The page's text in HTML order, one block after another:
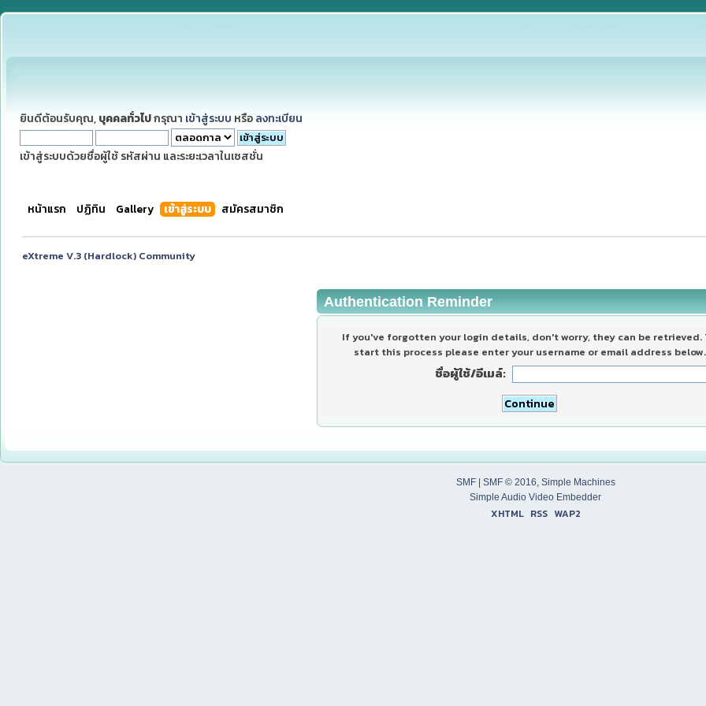
ยินดีต้อนรับคุณ, บุคคลทั่วไปกรุณา เข้าสู่ระบบ หรือ ลงทะเบียน
เข้าสู่ระบบด้วยชื่อผู้ใช้ รหัสผ่าน และระยะเวลาในเซสชั่น
หน้าแรก ปฏิทิน Gallery เข้าสู่ระบบ สมัครสมาชิก
eXtreme V.3 (Hardlock) Community
Authentication Reminder
If you've forgotten your login details, don't worry, they can be retrieved.
start this process please enter your username or email address below.
ชื่อผู้ใช้/อีเมล์:
SMF| SMF © 2016 Simple Machines
Simple Audio Video Embedder
XHTML RSS WAP2